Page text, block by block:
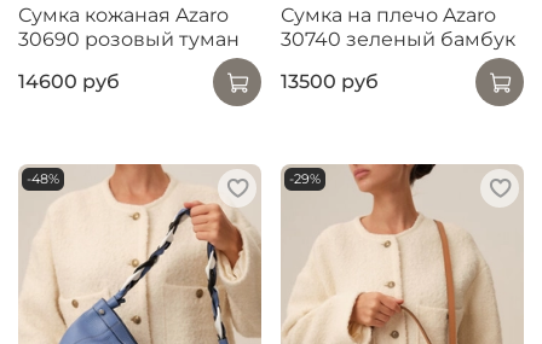
Сумка кожаная Azaro
30690 розовый туман
14600 руб
Сумка на плечо Azaro
30740 зеленый бамбук
13500 руб
-48% -29%